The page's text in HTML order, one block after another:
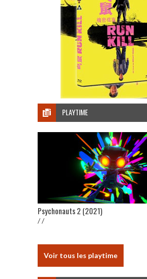
PLAYTIME
Psychonauts 2 (2021)
/ /
Voir tous les playtime